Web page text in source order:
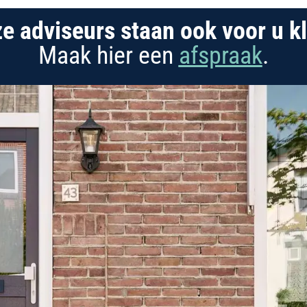
adviseurs staan ook voor u
Maak hier een afspraak.